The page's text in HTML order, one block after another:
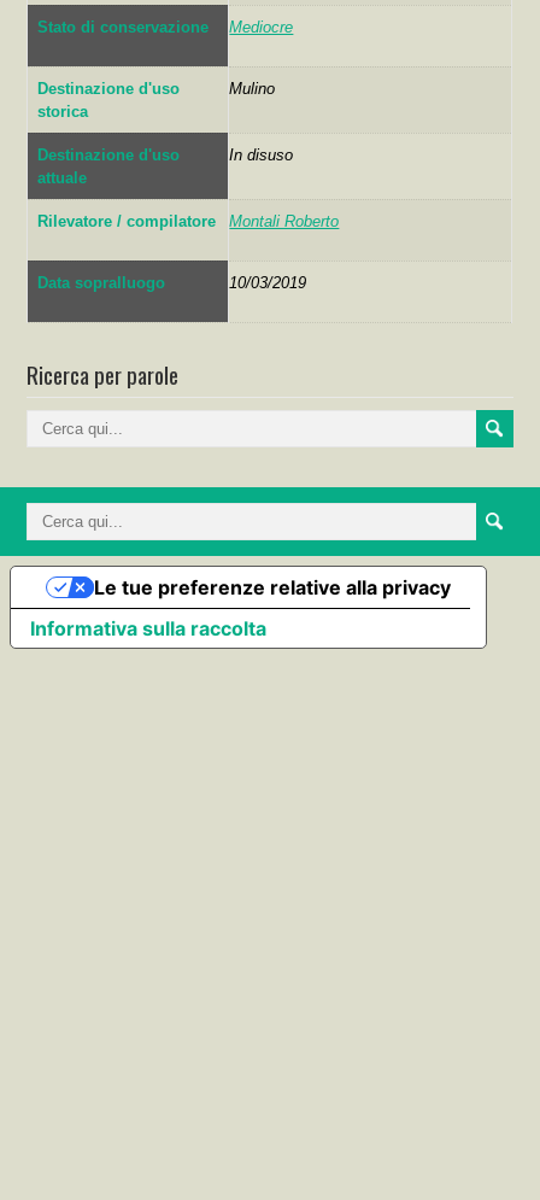
Stato di conservazione Mediocre
Destinazione d'uso
storica
Mulino
Destinazione d'uso
attuale
In disuso
Rilevatore / compilatore Montali Roberto
Data sopralluogo 10/03/2019
Ricerca per parole
Informativa sulla raccolta
Le tue preferenze relative alla privacy